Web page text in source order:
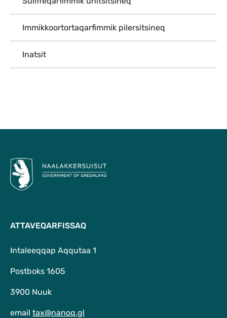
Immikkoortortaqarfimmik pilersitsineq
Inatsit
ATTAVEQARFISSAQ
Intaleeqqap Aqqutaa 1
Postboks 1605
3900 Nuuk
email tax@nanoq.gl